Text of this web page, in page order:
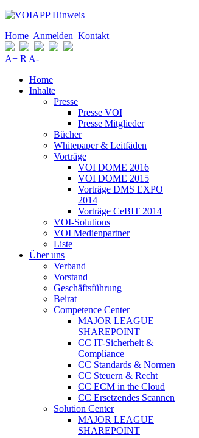
Home Anmelden Kontakt
A+ R A-
Home
Inhalte
Presse
Presse VOI
Presse Mitglieder
Bücher
Whitepaper & Leitfäden
Vorträge
VOI DOME 2016
VOI DOME 2015
Vorträge DMS EXPO
2014
Vorträge CeBIT 2014
VOI-Solutions
VOI Medienpartner
Liste
Über uns
Verband
Vorstand
Geschäftsführung
Beirat
Competence Center
MAJOR LEAGUE
SHAREPOINT
CC IT-Sicherheit &
Compliance
CC Standards & Normen
CC Steuern & Recht
CC ECM in the Cloud
CC Ersetzendes Scannen
Solution Center
MAJOR LEAGUE
SHAREPOINT